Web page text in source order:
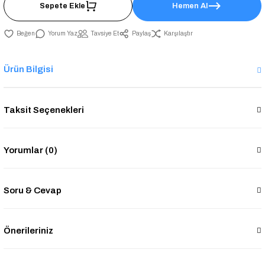
Sepete Ekle Hemen Al
Yorum Yaz Tavsiye Et Paylaş Karşılaştır
Ürün Bilgisi
Taksit Seçenekleri
Yorumlar (0)
Soru & Cevap
Önerileriniz